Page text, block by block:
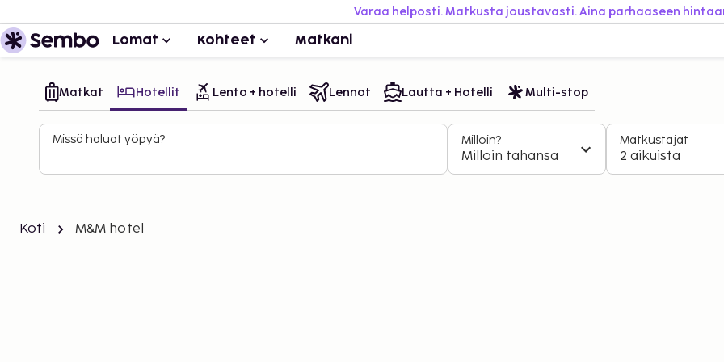
Varaa helposti. Matkusta joustavasti. Aina parhaaseen
Lomat Kohteet Matkani
Matkat Hotellit Lento + hotelli Lennot Lautta + Hotelli Multi-stop
Missä haluat yöpyä? Milloin?
Milloin tahansa
Matkustajat
2 aikuista
Koti M&M hotel